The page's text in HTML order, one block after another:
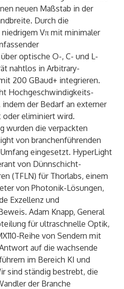
neuen Maßstab in der
Durch die
Vπ mit minimaler
optische O-, C- und L-
nahtlos in Arbitrary-
200 GBaud+ integrieren.
Hochgeschwindigkeits-
der Bedarf an externer
oder eliminiert wird.
wurden die verpackten
von branchenführenden
eingesetzt. HyperLight
von Dünnschicht-
(TFLN) für Thorlabs, einem
von Photonik-Lösungen,
Exzellenz und
Adam Knapp, General
für ultraschnelle Optik,
Reihe von Sendern mit
auf die wachsende
im Bereich KI und
sind ständig bestrebt, die
der Branche